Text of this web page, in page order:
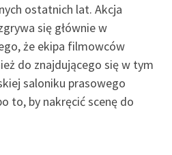
ostatnich lat. Akcja
się głównie w
że ekipa filmowców
do znajdującego się w tym
saloniku prasowego
to, by nakręcić scenę do